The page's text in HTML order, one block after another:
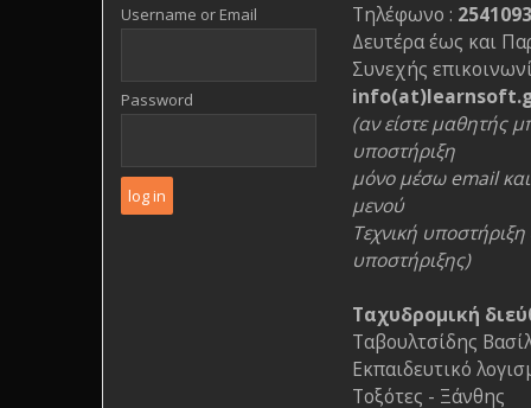
Username or Email
Password
Τηλέφωνο :
Δευτέρα έως και
Συνεχής
(αν είστε μαθητής
υποστήριξη
μόνο μέσω email και
μενού
Τεχνική
υποστήριξης)
Ταχυδρομική
Ταβουλτσίδης
Εκπαιδευτικό
Τοξότες - Ξάνθης